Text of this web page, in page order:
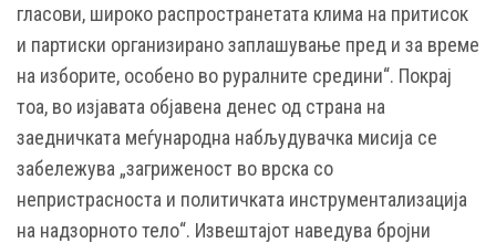
гласови, широко распространетата клима на притисок
и партиски организирано заплашување пред и за време
на изборите, особено во руралните средини“. Покрај
тоа, во изјавата објавена денес од страна на
заедничката меѓународна набљудувачка мисија се
забележува „загриженост во врска со
непристрасноста и политичката инструментализација
на надзорното тело“. Извештајот наведува бројни